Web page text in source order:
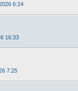
6:24
16:33
7:25